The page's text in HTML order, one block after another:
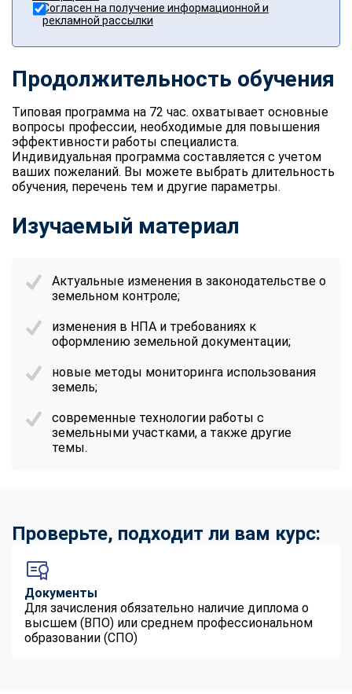
Согласен на получение информационной и
рекламной рассылки
Продолжительность обучения
Типовая программа на 72 час. охватывает основные
вопросы профессии, необходимые для повышения
эффективности работы специалиста.
Индивидуальная программа составляется с учетом
ваших пожеланий. Вы можете выбрать длительность
обучения, перечень тем и другие параметры.
Изучаемый материал
Актуальные изменения в законодательстве о
земельном контроле;
изменения в НПА и требованиях к
оформлению земельной документации;
новые методы мониторинга использования
земель;
современные технологии работы с
земельными участками, а также другие
темы.
Проверьте, подходит ли вам курс:
Документы
Для зачисления обязательно наличие диплома о
высшем (ВПО) или среднем профессиональном
образовании (СПО)